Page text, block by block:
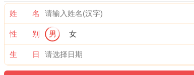
姓 名
性 别 男 女
生 日